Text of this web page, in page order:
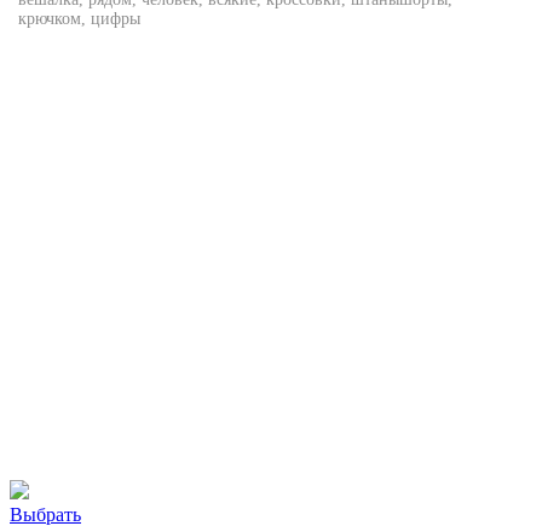
крючком, цифры
Выбрать